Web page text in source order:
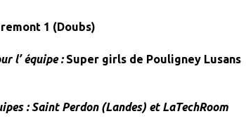
1 (Doubs)
l’ équipe : Super girls de Pouligney Lusans
: Saint Perdon (Landes) et LaTechRoom